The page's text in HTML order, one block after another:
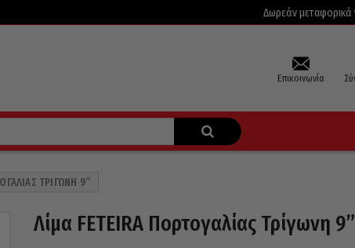
Δωρεάν μεταφορικά
Επικοινωνία
ΤΡΊΓΩΝΗ 9”
Λίμα FETEIRA Πορτογαλίας Τρίγωνη 9”